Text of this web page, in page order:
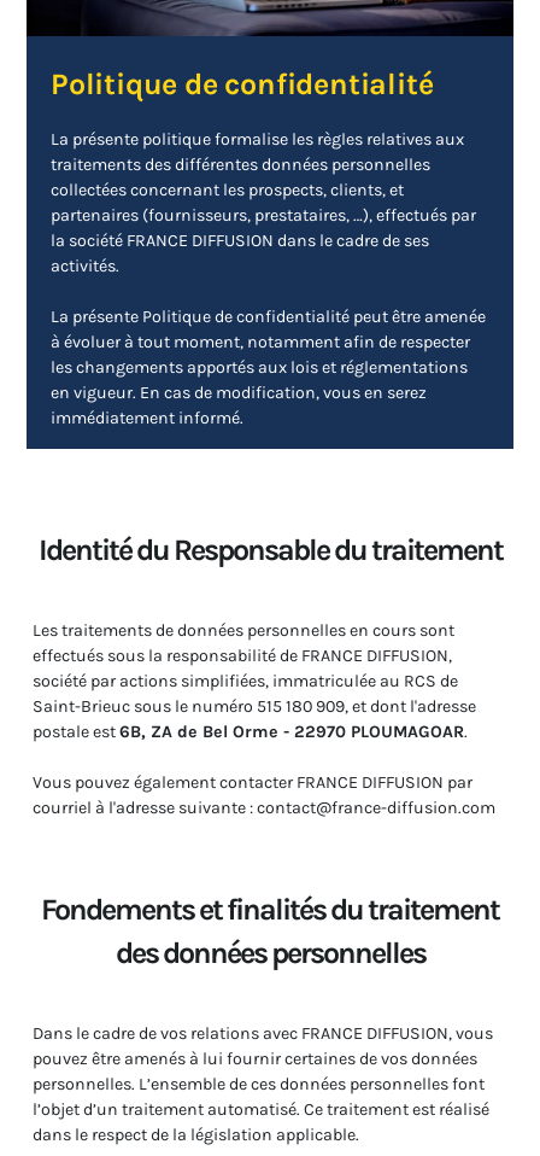
Politique de confidentialité
La présente politique formalise les règles relatives aux
traitements des différentes données personnelles
collectées concernant les prospects, clients, et
partenaires (fournisseurs, prestataires, …), effectués par
la société FRANCE DIFFUSION dans le cadre de ses
activités.
La présente Politique de confidentialité peut être amenée
à évoluer à tout moment, notamment afin de respecter
les changements apportés aux lois et réglementations
en vigueur. En cas de modification, vous en serez
immédiatement informé.
Identité du Responsable du traitement
Les traitements de données personnelles en cours sont
effectués sous la responsabilité de FRANCE DIFFUSION,
société par actions simplifiées, immatriculée au RCS de
Saint-Brieuc sous le numéro 515 180 909, et dont l'adresse
postale est6B, ZA de Bel Orme - 22970 PLOUMAGOAR.
Vous pouvez également contacter FRANCE DIFFUSION par
courriel à l'adresse suivante : contact@france-diffusion.com
Fondements et finalités du traitement
des données personnelles
Dans le cadre de vos relations avec FRANCE DIFFUSION, vous
pouvez être amenés à lui fournir certaines de vos données
personnelles. L’ensemble de ces données personnelles font
l’objet d’un traitement automatisé. Ce traitement est réalisé
dans le respect de la législation applicable.